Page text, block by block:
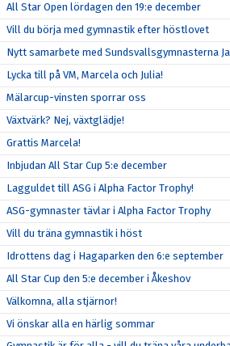
All Star Open lördagen den 19:e december
Vill du börja med gymnastik efter höstlovet
Nytt samarbete med Sundsvallsgymnasterna
Lycka till på VM, Marcela och Julia!
Mälarcup-vinsten sporrar oss
Växtvärk? Nej, växtglädje!
Grattis Marcela!
Inbjudan All Star Cup 5:e december
Lagguldet till ASG i Alpha Factor Trophy!
ASG-gymnaster tävlar i Alpha Factor Trophy
Vill du träna gymnastik i höst
Idrottens dag i Hagaparken den 6:e september
All Star Cup den 5:e december i Åkeshov
Välkomna, alla stjärnor!
Vi önskar alla en härlig sommar